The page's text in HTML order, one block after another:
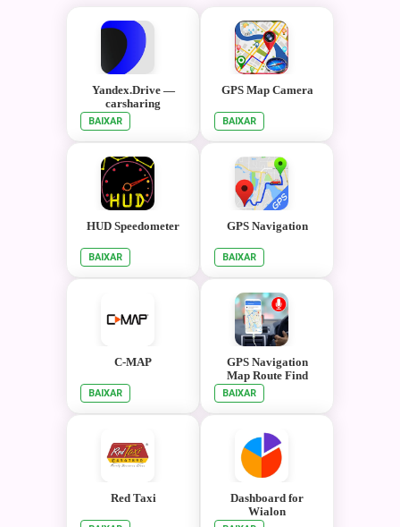
Yandex.Drive —
carsharing
BAIXAR
GPS Map Camera
BAIXAR
HUD Speedometer
BAIXAR
GPS Navigation
BAIXAR
C-MAP
BAIXAR
GPS Navigation
Map Route Find
BAIXAR
Red Taxi
Dashboard for
Wialon